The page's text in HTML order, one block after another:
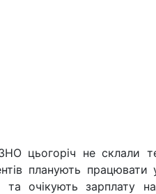
цьогоріч не склали
планують працювати
та очікують зарплату